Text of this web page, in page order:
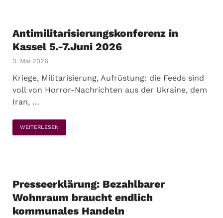
Antimilitarisierungskonferenz in
Kassel 5.-7.Juni 2026
3. Mai 2026
Kriege, Militarisierung, Aufrüstung: die Feeds sind
voll von Horror-Nachrichten aus der Ukraine, dem
Iran, …
WEITERLESEN
Presseerklärung: Bezahlbarer
Wohnraum braucht endlich
kommunales Handeln